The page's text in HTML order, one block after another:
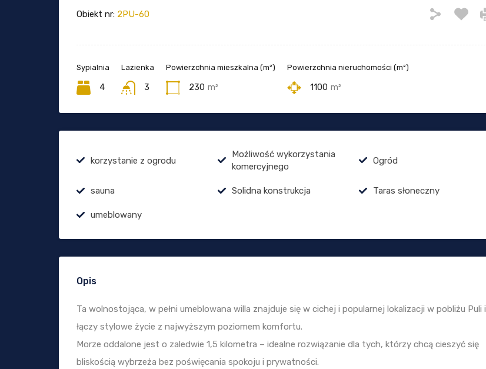
Obiekt nr: 2PU-60
Sypialnia
4
Lazienka
3
Powierzchnia mieszkalna (m²)
230 m²
Powierzchnia nieruchomości (m²)
1100 m²
korzystanie z ogrodu
Możliwość wykorzystania
komercyjnego
Ogród
sauna Solidna konstrukcja Taras słoneczny
umeblowany
Opis
Ta wolnostojąca, w pełni umeblowana willa znajduje się w cichej i popularnej lokalizacji w pobliżu Puli i
łączy stylowe życie z najwyższym poziomem komfortu.
Morze oddalone jest o zaledwie 1,5 kilometra – idealne rozwiązanie dla tych, którzy chcą cieszyć się
bliskością wybrzeża bez poświęcania spokoju i prywatności.